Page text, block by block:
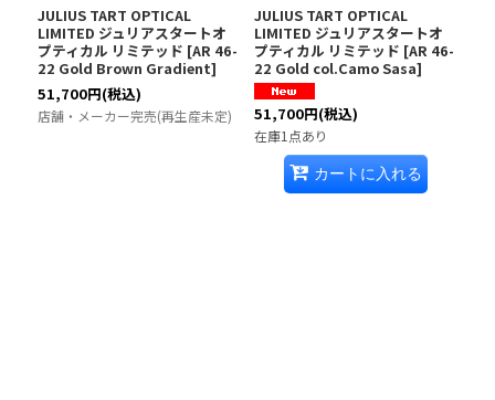
JULIUS TART OPTICAL
LIMITED ジュリアスタートオ
プティカル リミテッド [AR 46-
22 Gold Brown Gradient]
51,700円(税込)
店舗・メーカー完売(再生産未定)
JULIUS TART OPTICAL
LIMITED ジュリアスタートオ
プティカル リミテッド [AR 46-
22 Gold col.Camo Sasa]
51,700円(税込)
在庫1点あり
カートに入れる